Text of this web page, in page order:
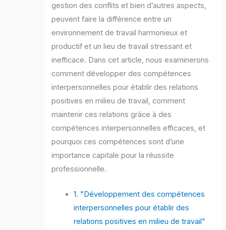
gestion des conflits et bien d’autres aspects,
peuvent faire la différence entre un
environnement de travail harmonieux et
productif et un lieu de travail stressant et
inefficace. Dans cet article, nous examinerons
comment développer des compétences
interpersonnelles pour établir des relations
positives en milieu de travail, comment
maintenir ces relations grâce à des
compétences interpersonnelles efficaces, et
pourquoi ces compétences sont d’une
importance capitale pour la réussite
professionnelle.
1. "Développement des compétences
interpersonnelles pour établir des
relations positives en milieu de travail"